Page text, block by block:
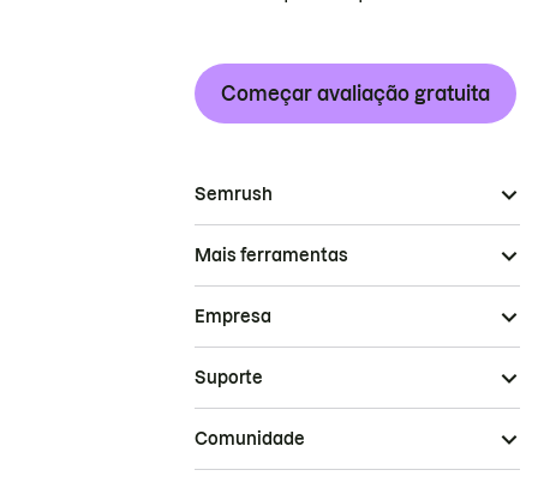
Começar avaliação gratuita
Semrush
Mais ferramentas
Empresa
Suporte
Comunidade